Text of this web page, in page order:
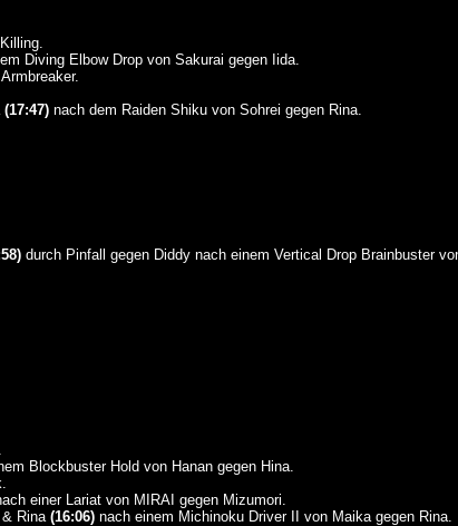
Diving Elbow Drop von Sakurai gegen Iida.
(17:47)nach dem Raiden Shiku von Sohrei gegen Rina.
durch Pinfall gegen Diddy nach einem Vertical Drop Brainbuster
Blockbuster Hold von Hanan gegen Hina.
einer Lariat von MIRAI gegen Mizumori.
Rina (16:06)nach einem Michinoku Driver II von Maika gegen Rina.